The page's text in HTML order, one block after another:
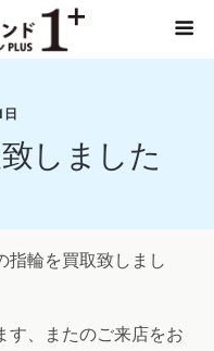
しました
指輪を買取致しまし
す、またのご来店をお